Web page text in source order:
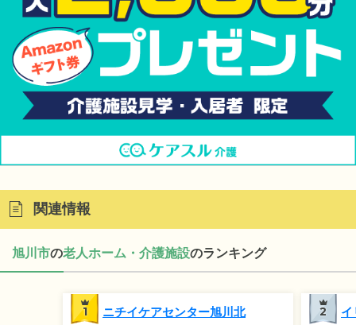
関連情報
旭川市の老人ホーム・介護施設のランキング
1 ニチイケアセンター旭川北 2